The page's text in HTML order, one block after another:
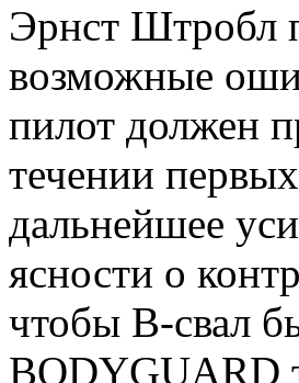
Эрнст Штробл
возможные
пилот должен
течении
дальнейшее
ясности о
чтобы B-свал
BODYGUARD